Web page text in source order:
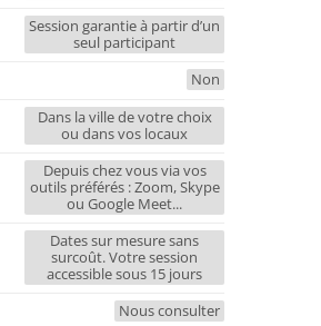
Session garantie à partir d’un
seul participant
Non
Dans la ville de votre choix
ou dans vos locaux
Depuis chez vous via vos
outils préférés : Zoom, Skype
ou Google Meet...
Dates sur mesure sans
surcoût. Votre session
accessible sous 15 jours
Nous consulter